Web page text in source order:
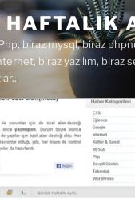
HAFTALIK
biraz mysql, biraz
biraz yazılım, biraz